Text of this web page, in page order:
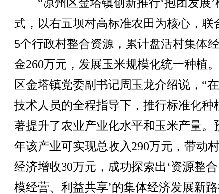
“凉州区金塔镇创新推行‘抱团发展’
式，以右五坝村高标准农田为核心，联
5个行政村整合资源，累计盘活村集体
金260万元，发展玉米规模化统一种植
区金塔镇党委副书记周玉龙介绍说，“
技术人员的全程指导下，推行标准化种
著提升了农业产业化水平和玉米产量。
年该产业可实现总收入290万元，带动
经济增收30万元，成功探索出‘资源整
模经营、利益共享’的集体经济发展新